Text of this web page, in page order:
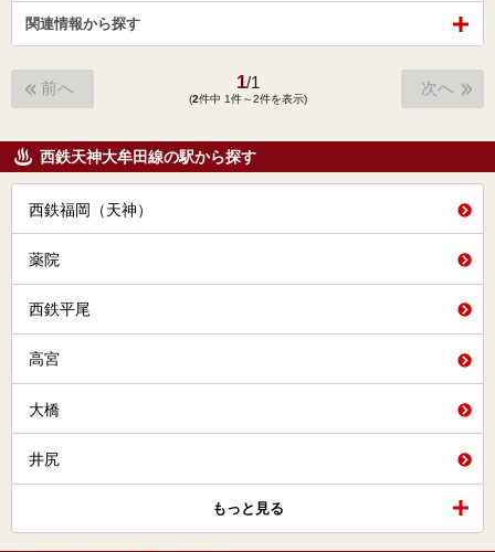
関連情報から探す
前へ 1/1
(2件中 1件～2件を表示)
次へ
西鉄天神大牟田線の駅から探す
西鉄福岡（天神）
薬院
西鉄平尾
高宮
大橋
井尻
もっと見る